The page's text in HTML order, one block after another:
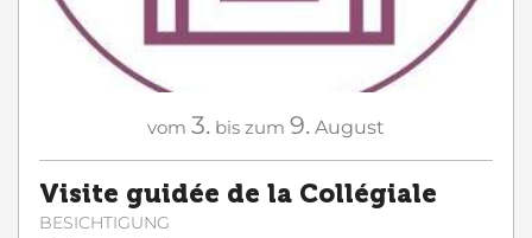
vom 3. bis zum 9. August
Visite guidée de la Collégiale
BESICHTIGUNG